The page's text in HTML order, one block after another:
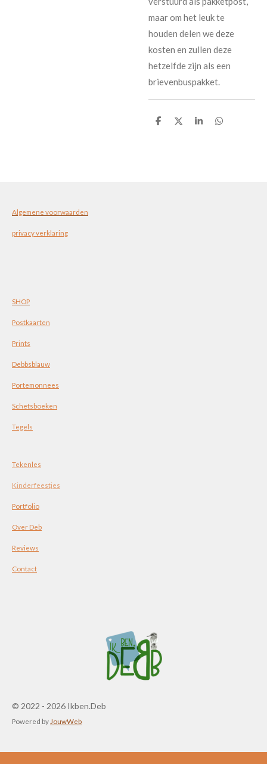
maar om het leuk te
houden delen we deze
kosten en zullen deze
hetzelfde zijn als een
brievenbuspakket.
D
D
S
D
Algemene voorwaarden
privacy verklaring
SHOP
Postkaarten
Prints
Debbsblauw
Portemonnees
Schetsboeken
Tegels
Tekenles
Kinderfeestjes
Portfolio
Over Deb
Reviews
Contact
© 2022 - 2026 Ikben.Deb
Powered by JouwWeb